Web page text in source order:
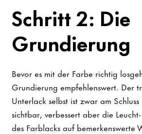
Schritt 2: Die
Grundierung
Bevor es mit der Farbe richtig
Grundierung empfehlenswert. Der
Unterlack selbst ist zwar am
sichtbar, verbessert aber die
des Farblacks auf bemerkenswerte